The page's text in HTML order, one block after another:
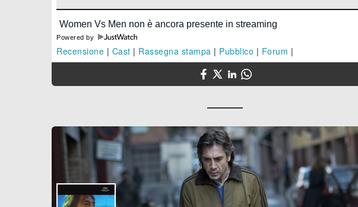
Powered by
Recensione | Cast | Rassegna stampa | Pubblico | Forum |